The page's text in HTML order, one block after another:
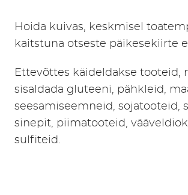
Hoida kuivas, keskmisel
kaitstuna otseste päikesekiirte
Ettevõttes käideldakse tooteid,
sisaldada gluteeni, pähkleid,
seesamiseemneid, sojatooteid,
sinepit, piimatooteid,
sulfiteid.